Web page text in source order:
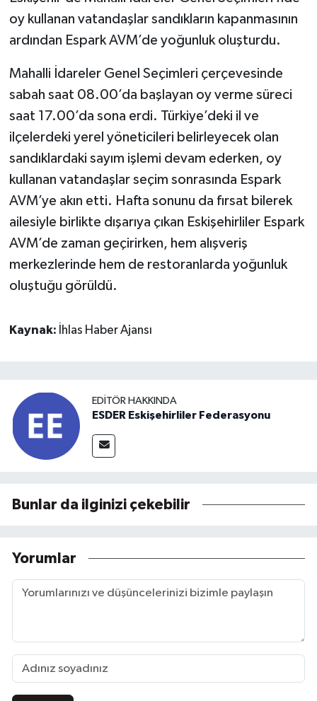
oy kullanan vatandaşlar sandıkların kapanmasının
ardından Espark AVM’de yoğunluk oluşturdu.
Mahalli İdareler Genel Seçimleri çerçevesinde
sabah saat 08.00’da başlayan oy verme süreci
saat 17.00’da sona erdi. Türkiye’deki il ve
ilçelerdeki yerel yöneticileri belirleyecek olan
sandıklardaki sayım işlemi devam ederken, oy
kullanan vatandaşlar seçim sonrasında Espark
AVM’ye akın etti. Hafta sonunu da fırsat bilerek
ailesiyle birlikte dışarıya çıkan Eskişehirliler Espark
AVM’de zaman geçirirken, hem alışveriş
merkezlerinde hem de restoranlarda yoğunluk
oluştuğu görüldü.
Kaynak: İhlas Haber Ajansı
EDITÖR HAKKINDA
ESDER Eskişehirliler Federasyonu
Bunlar da ilginizi çekebilir
Yorumlar